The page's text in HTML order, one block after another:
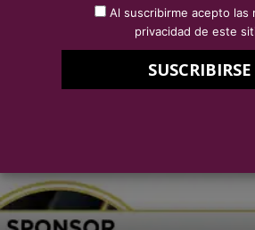
Compañías de cruceros
Al suscribirme acepto las
privacidad de este